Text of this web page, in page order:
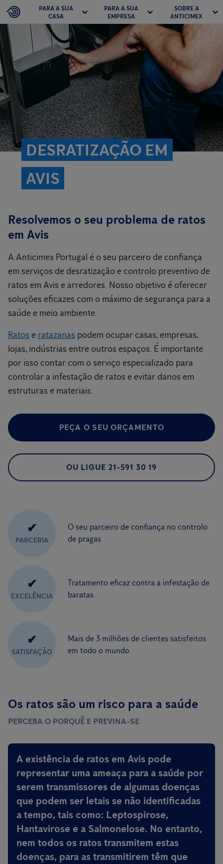
PARA A SUA
CASA
PARA A SUA
EMPRESA
SOBRE A
ANTICIMEX
DESRATIZAÇÃO EM
AVIS
Resolvemos o seu problema de ratos
em Avis
A Anticimex Portugal é o seu parceiro de confiança
em serviços de desratização e controlo preventivo de
ratos em Avis e arredores. Nosso objetivo é oferecer
soluções eficazes com o máximo de segurança para a
saúde e meio ambiente.
Ratos e ratazanas podem ocupar casas, empresas,
lojas, indústrias entre outros espaços. É importante
por isso contar com o serviço especializado para
controlar a infestação de ratos e evitar danos em
estruturas e materiais.
PEÇA O SEU ORÇAMENTO
OU LIGUE 21-591 30 19
✔
PARCERIA
O seu parceiro de confiança no controlo
de pragas
✔
EXCELÊNCIA
Tratamento eficaz contra a infestação de
baratas
✔
SATISFAÇÃO
Mais de 3 milhões de clientes satisfeitos
em todo o mundo
Os ratos são um risco para a saúde
PERCEBA O PORQUÊ E PREVINA-SE
A existência de ratos em Avis pode
representar uma ameaça para a saúde por
serem transmissores de algumas doenças
que podem ser letais se não identificadas
a tempo, tais como: Leptospirose,
Hantavirose e a Salmonelose. No entanto,
nem todos os ratos transmitem estas
doenças, para as transmitirem têm que